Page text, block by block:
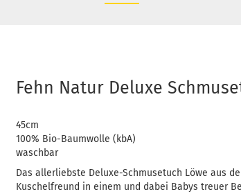
Fehn Natur Deluxe
45cm
100% Bio-Baumwolle (kbA)
waschbar
Das allerliebste Deluxe-Schmusetuch Löwe aus
Kuschelfreund in einem und dabei Babys treuer